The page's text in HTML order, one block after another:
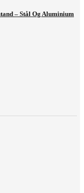
– Stål Og Aluminium